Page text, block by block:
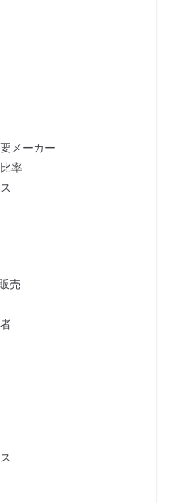
メーカー
率
売